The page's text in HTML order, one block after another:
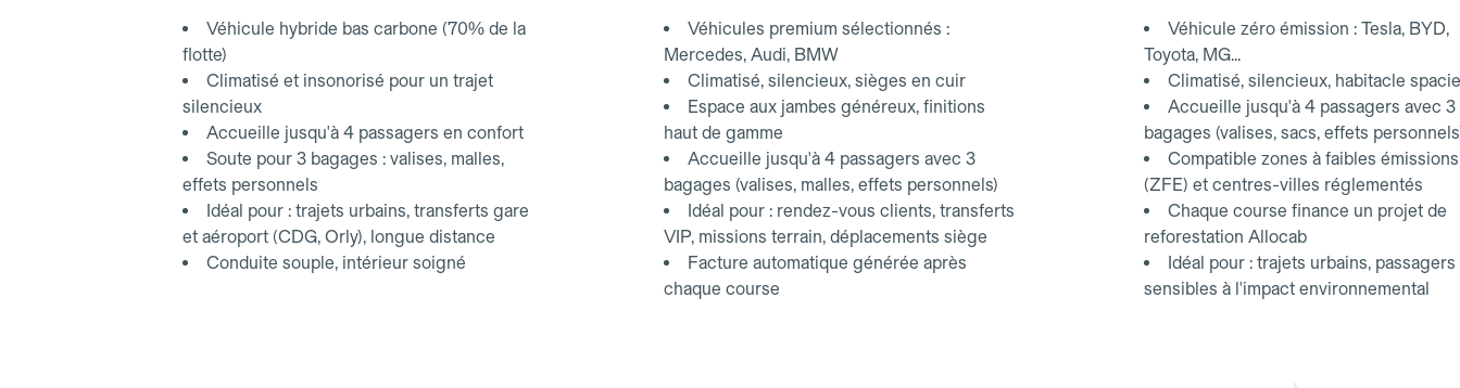
Véhicule hybride bas carbone (70% de la
flotte)
Climatisé et insonorisé pour un trajet
silencieux
Accueille jusqu'à 4 passagers en confort
Soute pour 3 bagages : valises, malles,
effets personnels
Idéal pour : trajets urbains, transferts gare
et aéroport (CDG, Orly), longue distance
Conduite souple, intérieur soigné
Véhicules premium sélectionnés :
Mercedes, Audi, BMW
Climatisé, silencieux, sièges en cuir
Espace aux jambes généreux, finitions
haut de gamme
Accueille jusqu'à 4 passagers avec 3
bagages (valises, malles, effets personnels)
Idéal pour : rendez-vous clients, transferts
VIP, missions terrain, déplacements siège
Facture automatique générée après
chaque course
Véhicule zéro émission : Tesla, BYD,
Toyota, MG...
Climatisé, silencieux, habitacle
Accueille jusqu'à 4 passagers avec 3
bagages (valises, sacs, effets
Compatible zones à faibles émissions
(ZFE) et centres-villes réglementés
Chaque course finance un projet de
reforestation Allocab
Idéal pour : trajets urbains, passagers
sensibles à l'impact environnemental